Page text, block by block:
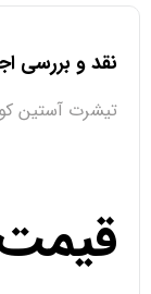
نقد و بررسی
تیشرت آستین